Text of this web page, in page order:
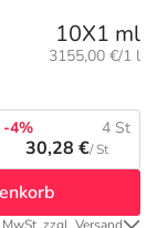
10X1 ml
Grundpreis:
3155,00 €/1 l
-4% 4 St
30,28 €/ St